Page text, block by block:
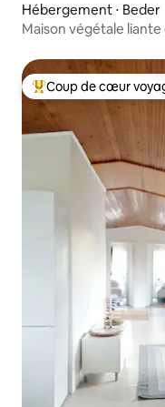
Hébergement ⋅ Beder
Maison végétale
Coups de cœur
Coup de cœur